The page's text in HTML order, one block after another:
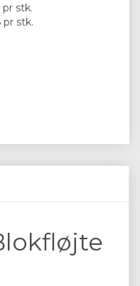
pr stk.
pr stk.